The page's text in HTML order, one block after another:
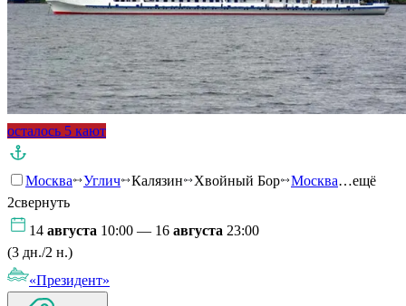
осталось 5 кают
Москва Углич Калязин Хвойный Бор Москва…ещё
2свернуть
14 августа 10:00 — 16 августа 23:00
(3 дн./2 н.)
«Президент»